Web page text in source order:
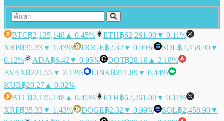
BTC฿2,135,148 ▲ 0.45% ETH฿62,261.00▼ 0.11%
XRP฿35.33▼ 1.43% DOGE฿2.32 ▼ 0.99% SOL฿2,458.90▼
0.12%
ADA฿6.42 ▼ 0.95% DOT฿28.18 ▲ 2.18%
AVAX฿221.55▼ 2.13% LINK฿271.89▼ 0.44%
KUB฿20.27 ▲ 0.02%
BTC฿2,135,148 ▲ 0.45% ETH฿62,261.00▼ 0.11%
XRP฿35.33▼ 1.43% DOGE฿2.32 ▼ 0.99% SOL฿2,458.90▼